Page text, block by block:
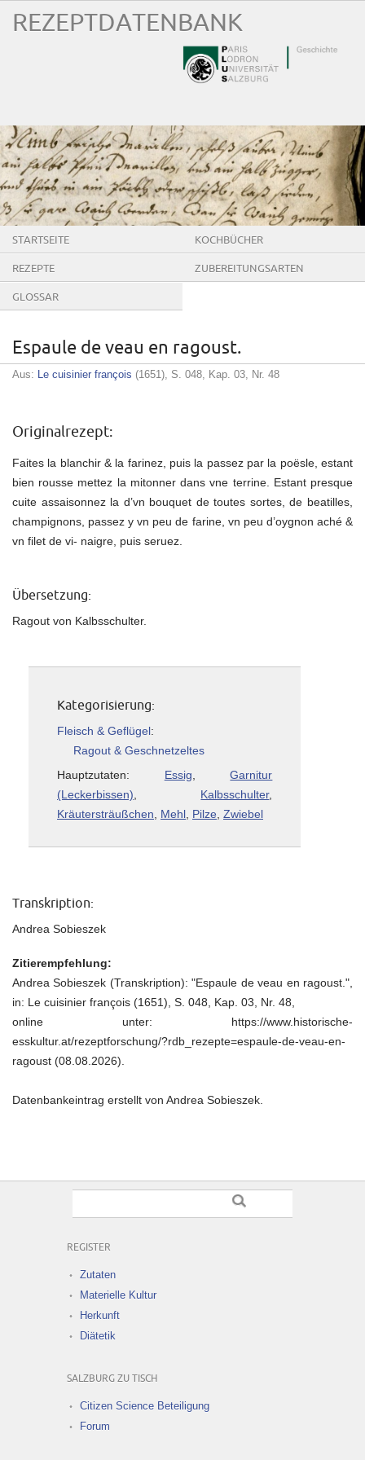
REZEPTDATENBANK
STARTSEITE KOCHBÜCHER
REZEPTE ZUBEREITUNGSARTEN
GLOSSAR
Espaule de veau en ragoust.
Aus: Le cuisinier françois (1651), S. 048, Kap. 03, Nr. 48
Originalrezept:
Faites la blanchir & la farinez, puis la passez par la poësle, estant
bien rousse mettez la mitonner dans vne terrine. Estant presque
cuite assaisonnez la d’vn bouquet de toutes sortes, de beatilles,
champignons, passez y vn peu de farine, vn peu d’oygnon aché &
vn filet de vi- naigre, puis seruez.
Übersetzung:
Ragout von Kalbsschulter.
Kategorisierung:
Fleisch & Geflügel:
Ragout & Geschnetzeltes
Hauptzutaten: Essig ,Garnitur
(Leckerbissen)
Kalbsschulter,
Kräutersträußchen
Mehl Pilze Zwiebel
Transkription:
Andrea Sobieszek
Zitierempfehlung:
Andrea Sobieszek (Transkription): "Espaule de veau en ragoust.",
in: Le cuisinier françois (1651), S. 048, Kap. 03, Nr. 48,
online unter: https://www.historische-
esskultur.at/rezeptforschung/?rdb_rezepte=espaule-de-veau-en-
ragoust (08.08.2026).
Datenbankeintrag erstellt von Andrea Sobieszek.
REGISTER
Zutaten
Materielle Kultur
Herkunft
Diätetik
SALZBURG ZU TISCH
Citizen Science Beteiligung
Forum